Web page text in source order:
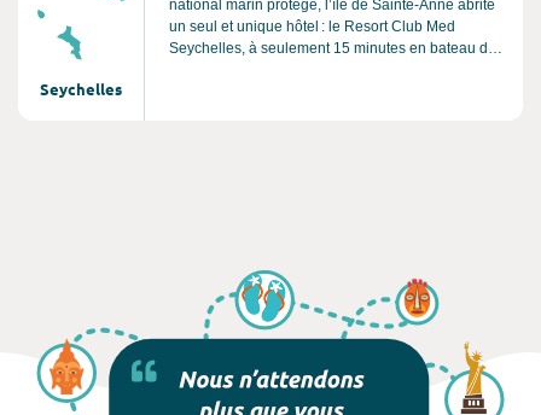
Seychelles
national marin protégé, l’île de Sainte-Anne abrite
un seul et unique hôtel : le Resort Club Med
Seychelles, à seulement 15 minutes en bateau de